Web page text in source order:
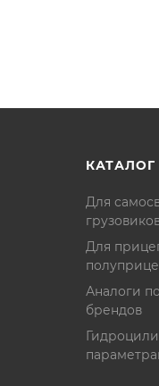
КАТАЛОГ
Для
Для
Аналоги
брендов